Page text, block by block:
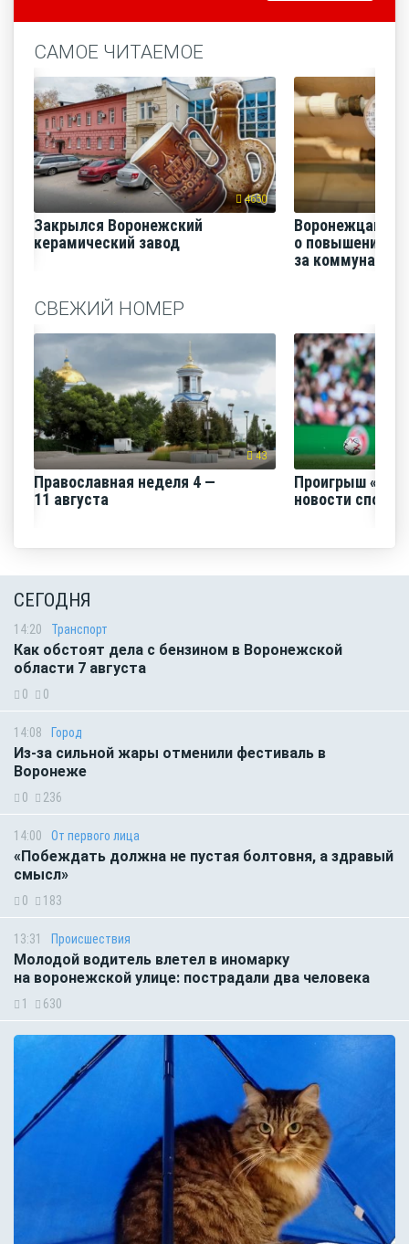
САМОЕ ЧИТАЕМОЕ
4650
Закрылся Воронежский
керамический завод
Воронежцам
о повышении
за
СВЕЖИЙ НОМЕР
43
Православная неделя 4 —
11 августа
Проигрыш
новости
СЕГОДНЯ
14:20 Транспорт
Как обстоят дела с бензином в Воронежской
области 7 августа
0 0
14:08 Город
Из-за сильной жары отменили фестиваль в
Воронеже
0 236
14:00 От первого лица
«Побеждать должна не пустая болтовня, а здравый
смысл»
0 183
13:31 Происшествия
Молодой водитель влетел в иномарку
на воронежской улице: пострадали два человека
1 630